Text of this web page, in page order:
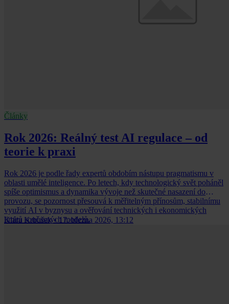
Články
Rok 2026: Reálný test AI regulace – od
teorie k praxi
Rok 2026 je podle řady expertů obdobím nástupu pragmatismu v
oblasti umělé inteligence. Po letech, kdy technologický svět poháněl
spíše optimismus a dynamika vývoje než skutečné nasazení do
provozu, se pozornost přesouvá k měřitelným přínosům, stabilnímu
využití AI v byznysu a ověřování technických i ekonomických
limitů současných modelů.
Klára Krbušek • 17. března 2026, 13:12